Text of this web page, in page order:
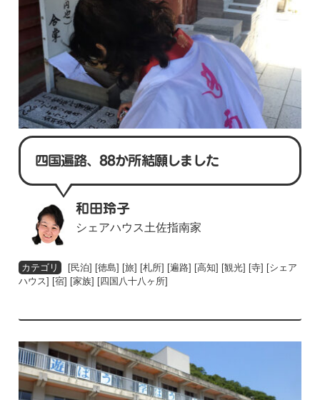
四国遍路、88か所結願しました
和田玲子
シェアハウス土佐指南家
[民泊] [徳島] [旅] [札所] [遍路] [高知] [観光] [寺] [シェア
ハウス] [宿] [家族] [四国八十八ヶ所]